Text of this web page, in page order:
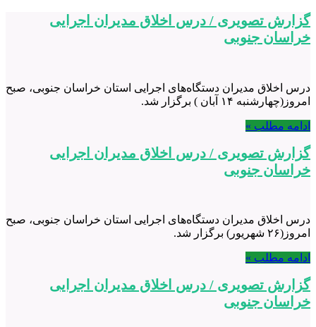
گزارش تصویری / درس اخلاق مدیران اجرایی
خراسان جنوبی
درس اخلاق مدیران دستگاه‌های اجرایی استان خراسان جنوبی، صبح
امروز(چهارشنبه ۱۴ آبان ) برگزار شد.
ادامه مطلب »
گزارش تصویری / درس اخلاق مدیران اجرایی
خراسان جنوبی
درس اخلاق مدیران دستگاه‌های اجرایی استان خراسان جنوبی، صبح
امروز(۲۶ شهریور) برگزار شد.
ادامه مطلب »
گزارش تصویری / درس اخلاق مدیران اجرایی
خراسان جنوبی